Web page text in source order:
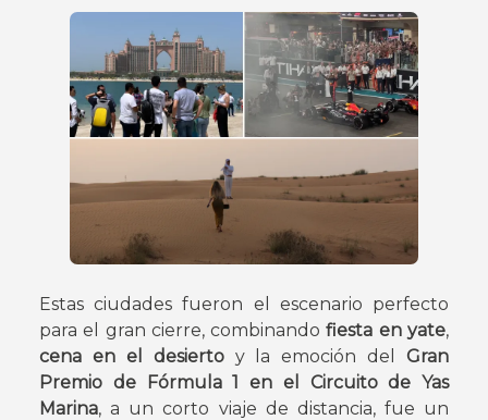
Estas ciudades fueron el escenario perfecto
para el gran cierre, combinandofiesta en yate,
cena en el desiertoy la emoción del Gran
Premio de Fórmula 1 en el Circuito de Yas
Marina, a un corto viaje de distancia, fue un